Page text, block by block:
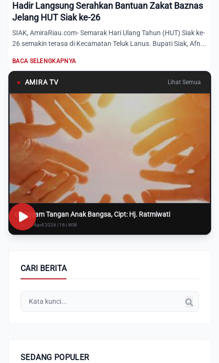
Hadir Langsung Serahkan Bantuan Zakat Baznas
Jelang HUT Siak ke-26
SIAK, AmiraRiau.com- Semarak Hari Ulang Tahun (HUT) Siak ke-
26 semakin terasa di Kecamatan Teluk Lanus. Bupati Siak, Afn...
BACA SELENGKAPNYA
● AMIRA TV Lihat Semua
Genggam Tangan Anak Bangsa, Cipt: Hj. Ratmiwati
Rabu, 8 April 2026 | 16:i WIB
CARI BERITA
SEDANG POPULER